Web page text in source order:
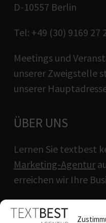
D-10557 Berlin
Tel: +49 (30) 9169 27
Meetings und
unserer Zweigstelle
unserer
ÜBER UNS
Lernen Sie textbest
Marketing-Agentur
erreichen wir Ihre
QUICKLINKS